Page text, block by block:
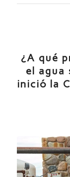
¿A qué
el agua
inició la